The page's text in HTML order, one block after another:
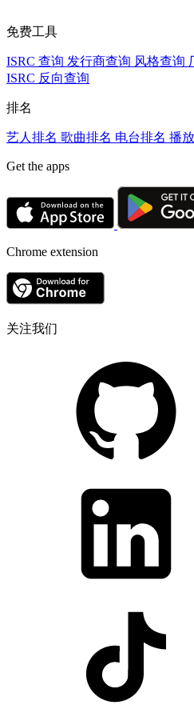
免费工具
ISRC 查询 发行商查询 风格查询
ISRC 反向查询
排名
艺人排名 歌曲排名 电台排名 播
Get the apps
Chrome extension
关注我们